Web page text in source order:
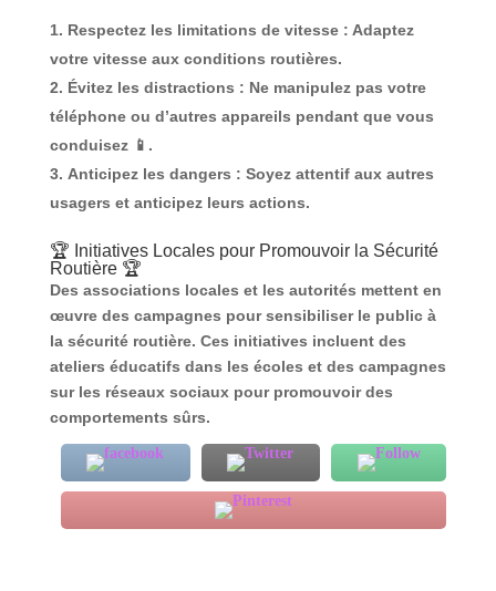
Respectez les limitations de vitesse: Adaptez
votre vitesse aux conditions routières.
Évitez les distractions : Ne manipulez pas votre
téléphone ou d’autres appareils pendant que vous
conduisez 📱.
Anticipez les dangers : Soyez attentif aux autres
usagers et anticipez leurs actions.
🏆 Initiatives Locales pour Promouvoir la Sécurité
Routière 🏆
Des associations locales et les autorités mettent en
œuvre des campagnes pour sensibiliser le public à
la sécurité routière. Ces initiatives incluent des
ateliers éducatifs dans les écoles et des campagnes
sur les réseaux sociaux pour promouvoir des
comportements sûrs.